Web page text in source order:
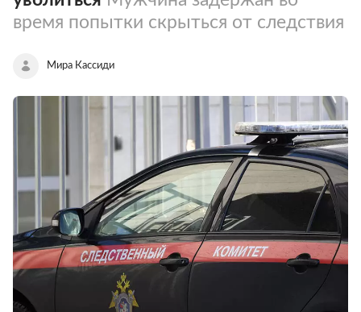
время попытки скрыться от следствия
Мира Кассиди